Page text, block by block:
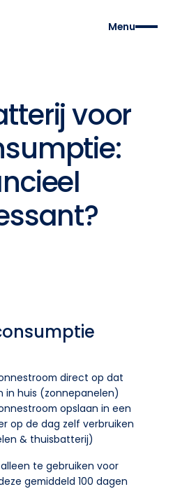
Menu
voor
direct op dat
in huis (zonnepanelen)
opslaan in een
op de dag zelf verbruiken
& thuisbatterij)
te gebruiken voor
gemiddeld 100 dagen